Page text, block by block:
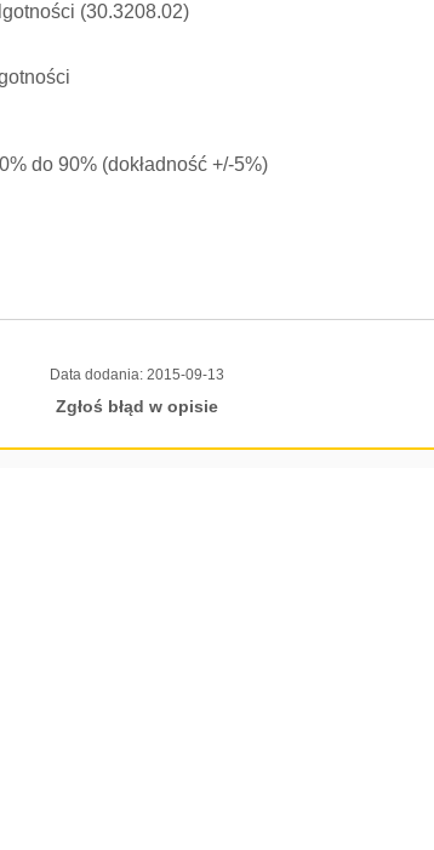
(30.3208.02)
do 90% (dokładność +/-5%)
Data dodania: 2015-09-13
Zgłoś błąd w opisie